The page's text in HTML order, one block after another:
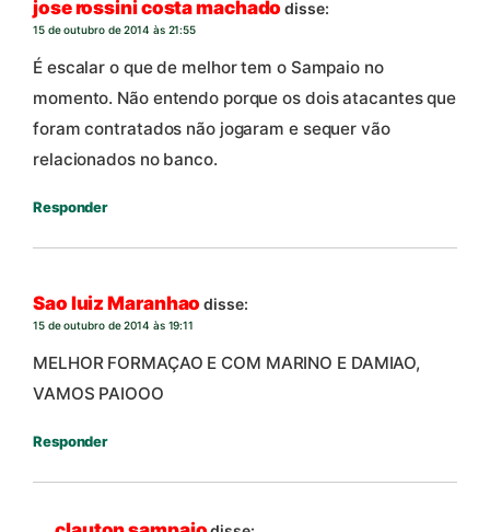
jose rossini costa machado disse:
15 de outubro de 2014 às 21:55
É escalar o que de melhor tem o Sampaio no
momento. Não entendo porque os dois atacantes que
foram contratados não jogaram e sequer vão
relacionados no banco.
Responder
Sao luiz Maranhao disse:
15 de outubro de 2014 às 19:11
MELHOR FORMAÇAO E COM MARINO E DAMIAO,
VAMOS PAIOOO
Responder